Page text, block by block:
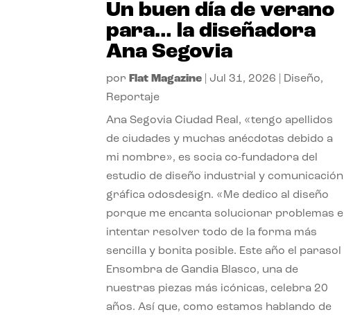
Un buen día de verano
para… la diseñadora
Ana Segovia
por Flat Magazine Jul 31, 2026 Diseño,
Reportaje
Ana Segovia Ciudad Real, «tengo apellidos
de ciudades y muchas anécdotas debido a
mi nombre», es socia co-fundadora del
estudio de diseño industrial y comunicación
gráfica odosdesign. «Me dedico al diseño
porque me encanta solucionar problemas e
intentar resolver todo de la forma más
sencilla y bonita posible. Este año el parasol
Ensombra de Gandia Blasco, una de
nuestras piezas más icónicas, celebra 20
años. Así que, como estamos hablando de